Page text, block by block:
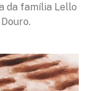
da família Lello